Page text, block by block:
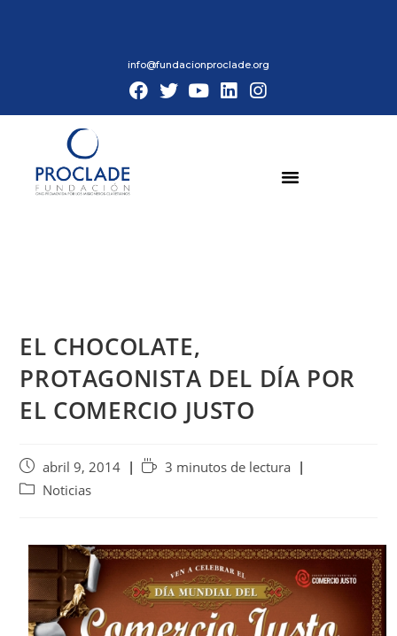
info@fundacionproclade.org
EL CHOCOLATE,
PROTAGONISTA DEL DÍA POR
EL COMERCIO JUSTO
abril 9, 2014
3 minutos de lectura
Noticias